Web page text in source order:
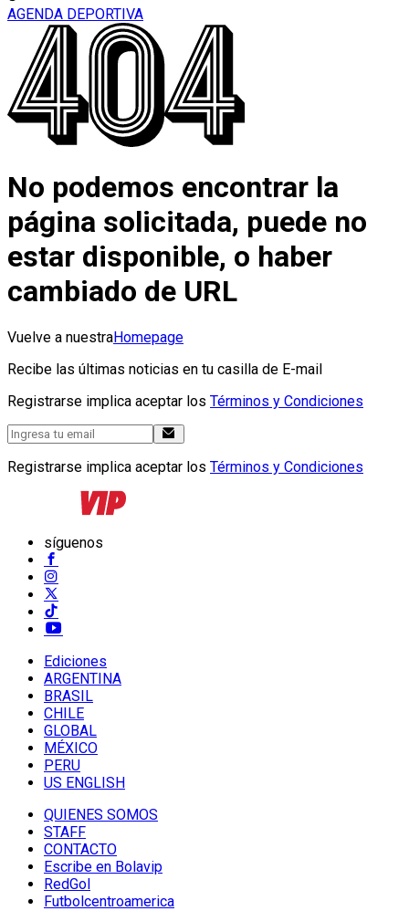
AGENDA DEPORTIVA
No podemos encontrar la
página solicitada, puede no
estar disponible, o haber
cambiado de URL
Vuelve a nuestraHomepage
Recibe las últimas noticias en tu casilla de E-mail
Registrarse implica aceptar los Términos y Condiciones
Registrarse implica aceptar los Términos y Condiciones
síguenos
Ediciones
ARGENTINA
BRASIL
CHILE
GLOBAL
MÉXICO
PERU
US ENGLISH
QUIENES SOMOS
STAFF
CONTACTO
Escribe en Bolavip
RedGol
Futbolcentroamerica